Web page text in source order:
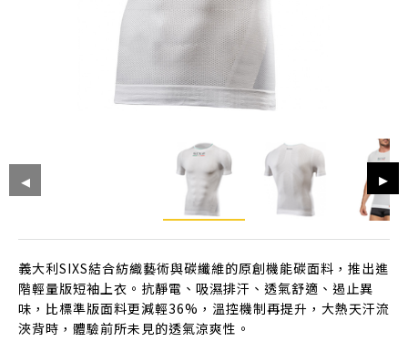
義大利SIXS結合紡織藝術與碳纖維的原創機能碳面料，推出進
階輕量版短袖上衣。抗靜電、吸濕排汗、透氣舒適、遏止異
味，比標準版面料更減輕36%，溫控機制再提升，大熱天汗流
浹背時，體驗前所未見的透氣涼爽性。